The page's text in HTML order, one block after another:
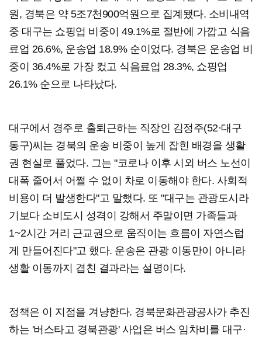
원, 경북은 약 5조7천900억원으로 집계됐다. 소비내역
중 대구는 쇼핑업 비중이 49.1%로 절반에 가깝고 식음
료업 26.6%, 운송업 18.9% 순이었다. 경북은 운송업 비
중이 36.4%로 가장 컸고 식음료업 28.3%, 쇼핑업
26.1% 순으로 나타났다.
대구에서 경주로 출퇴근하는 직장인 김정주(52·대구
동구)씨는 경북의 운송 비중이 높게 잡힌 배경을 생활
권 현실로 풀었다. 그는 "코로나 이후 시외 버스 노선이
대폭 줄어서 어쩔 수 없이 차로 이동해야 한다. 사회적
비용이 더 발생한다"고 말했다. 또 "대구는 관광도시라
기보다 소비도시 성격이 강해서 주말이면 가족들과
1~2시간 거리 근교권으로 움직이는 흐름이 자연스럽
게 만들어진다"고 했다. 운송은 관광 이동만이 아니라
생활 이동까지 겹친 결과라는 설명이다.
정책은 이 지점을 겨냥한다. 경북문화관광공사가 추진
하는 '버스타고 경북관광' 사업은 버스 임차비를 대구·